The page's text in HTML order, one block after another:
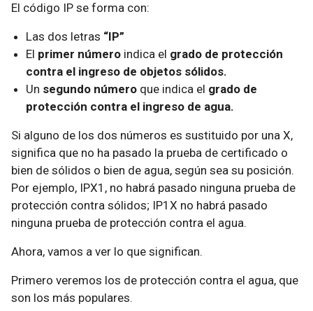
El código IP se forma con:
Las dos letras “IP”
El primer número indica el grado de protección
contra el ingreso de objetos sólidos.
Un segundo número que indica el grado de
protección contra el ingreso de agua.
Si alguno de los dos números es sustituido por una X,
significa que no ha pasado la prueba de certificado o
bien de sólidos o bien de agua, según sea su posición.
Por ejemplo, IPX1, no habrá pasado ninguna prueba de
protección contra sólidos; IP1X no habrá pasado
ninguna prueba de protección contra el agua.
Ahora, vamos a ver lo que significan.
Primero veremos los de protección contra el agua, que
son los más populares.